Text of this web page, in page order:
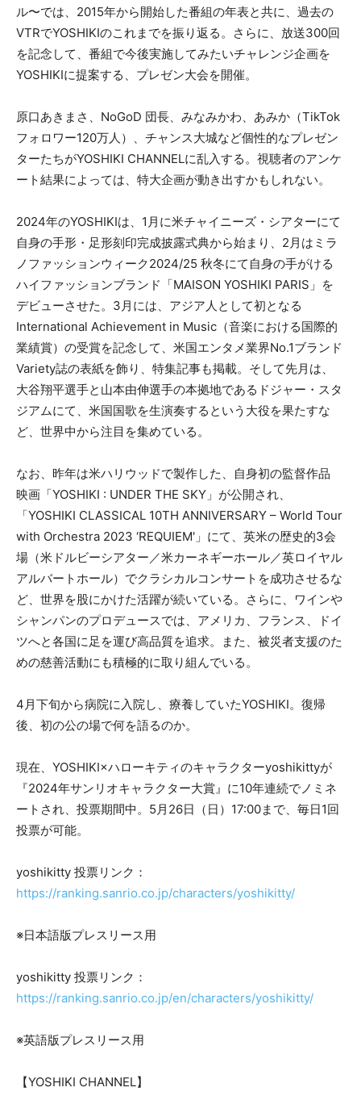
ル〜では、2015年から開始した番組の年表と共に、過去の
VTRでYOSHIKIのこれまでを振り返る。さらに、放送300回
を記念して、番組で今後実施してみたいチャレンジ企画を
YOSHIKIに提案する、プレゼン大会を開催。
原口あきまさ、NoGoD 団長、みなみかわ、あみか（TikTok
フォロワー120万人）、チャンス大城など個性的なプレゼン
ターたちがYOSHIKI CHANNELに乱入する。視聴者のアンケ
ート結果によっては、特大企画が動き出すかもしれない。
2024年のYOSHIKIは、1月に米チャイニーズ・シアターにて
自身の手形・足形刻印完成披露式典から始まり、2月はミラ
ノファッションウィーク2024/25 秋冬にて自身の手がける
ハイファッションブランド「MAISON YOSHIKI PARIS」を
デビューさせた。3月には、アジア人として初となる
International Achievement in Music（音楽における国際的
業績賞）の受賞を記念して、米国エンタメ業界No.1ブランド
Variety誌の表紙を飾り、特集記事も掲載。そして先月は、
大谷翔平選手と山本由伸選手の本拠地であるドジャー・スタ
ジアムにて、米国国歌を生演奏するという大役を果たすな
ど、世界中から注目を集めている。
なお、昨年は米ハリウッドで製作した、自身初の監督作品
映画「YOSHIKI : UNDER THE SKY」が公開され、
「YOSHIKI CLASSICAL 10TH ANNIVERSARY – World Tour
with Orchestra 2023 ‘REQUIEM'」にて、英米の歴史的3会
場（米ドルビーシアター／米カーネギーホール／英ロイヤル
アルバートホール）でクラシカルコンサートを成功させるな
ど、世界を股にかけた活躍が続いている。さらに、ワインや
シャンパンのプロデュースでは、アメリカ、フランス、ドイ
ツへと各国に足を運び高品質を追求。また、被災者支援のた
めの慈善活動にも積極的に取り組んでいる。
4月下旬から病院に入院し、療養していたYOSHIKI。復帰
後、初の公の場で何を語るのか。
現在、YOSHIKI×ハローキティのキャラクターyoshikittyが
『2024年サンリオキャラクター大賞』に10年連続でノミネ
ートされ、投票期間中。5月26日（日）17:00まで、毎日1回
投票が可能。
yoshikitty 投票リンク：
https://ranking.sanrio.co.jp/characters/yoshikitty/
※日本語版プレスリース用
yoshikitty 投票リンク：
https://ranking.sanrio.co.jp/en/characters/yoshikitty/
※英語版プレスリース用
【YOSHIKI CHANNEL】